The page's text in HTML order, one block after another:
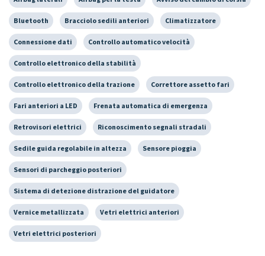
Bluetooth Bracciolo sedili anteriori Climatizzatore
Connessione dati Controllo automatico velocità
Controllo elettronico della stabilità
Controllo elettronico della trazione Correttore assetto fari
Fari anteriori a LED Frenata automatica di emergenza
Retrovisori elettrici Riconoscimento segnali stradali
Sedile guida regolabile in altezza Sensore pioggia
Sensori di parcheggio posteriori
Sistema di detezione distrazione del guidatore
Vernice metallizzata Vetri elettrici anteriori
Vetri elettrici posteriori